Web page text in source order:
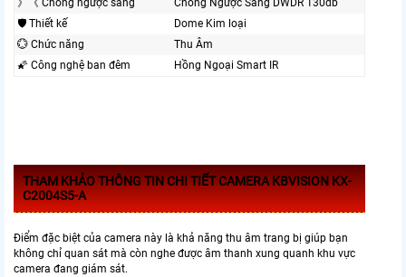
》《 Chống ngược sáng
Chống Ngược Sáng DWDR 130db
🛡 Thiết kế
Dome Kim loại
💮 Chức năng
Thu Âm
🌠 Công nghệ ban đêm
Hồng Ngoại Smart IR
THAM KHẢO THÔNG TIN CHI TIẾT CAMERA KBVISION KX-
C2004S5-A
Điểm đặc biệt của camera này là khả năng thu âm trang bị giúp bạn
không chỉ quan sát mà còn nghe được âm thanh xung quanh khu vực
camera đang giám sát.